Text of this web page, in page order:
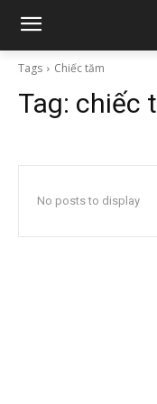
Tags Chiếc tăm
Tag: chiếc
No posts to display